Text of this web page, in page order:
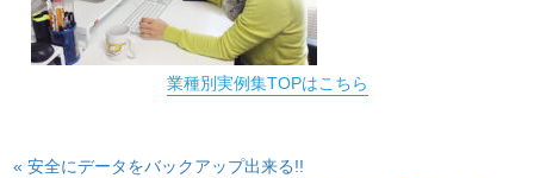
業種別実例集TOPはこちら
« 安全にデータをバックアップ出来る!!